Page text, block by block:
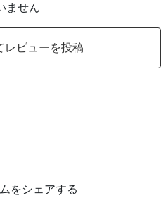
ません
レビューを投稿
をシェアする